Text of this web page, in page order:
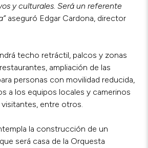
y culturales. Será un referente
aseguró Edgar Cardona, director
techo retráctil, palcos y zonas
ampliación de las
personas con movilidad reducida,
a los equipos locales y camerinos
entre otros.
la construcción de un
será casa de la Orquesta